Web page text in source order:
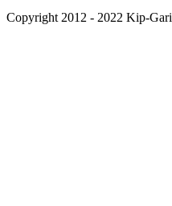
Copyright 2012 - 2022 Kip-